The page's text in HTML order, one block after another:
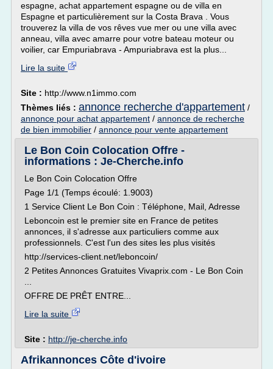
espagne, achat appartement espagne ou de villa en
Espagne et particulièrement sur la Costa Brava . Vous
trouverez la villa de vos rêves vue mer ou une villa avec
anneau, villa avec amarre pour votre bateau moteur ou
voilier, car Empuriabrava - Ampuriabrava est la plus...
Lire la suite
Site : http://www.n1immo.com
Thèmes liés : annonce recherche d'appartement /
annonce pour achat appartement / annonce de recherche
de bien immobilier / annonce pour vente appartement
Le Bon Coin Colocation Offre -
informations : Je-Cherche.info
Le Bon Coin Colocation Offre
Page 1/1 (Temps écoulé: 1.9003)
1 Service Client Le Bon Coin : Téléphone, Mail, Adresse
Leboncoin est le premier site en France de petites
annonces, il s'adresse aux particuliers comme aux
professionnels. C'est l'un des sites les plus visités
http://services-client.net/leboncoin/
2 Petites Annonces Gratuites Vivaprix.com - Le Bon Coin
OFFRE DE PRÊT ENTRE...
Lire la suite
Site : http://je-cherche.info
Afrikannonces Côte d'ivoire